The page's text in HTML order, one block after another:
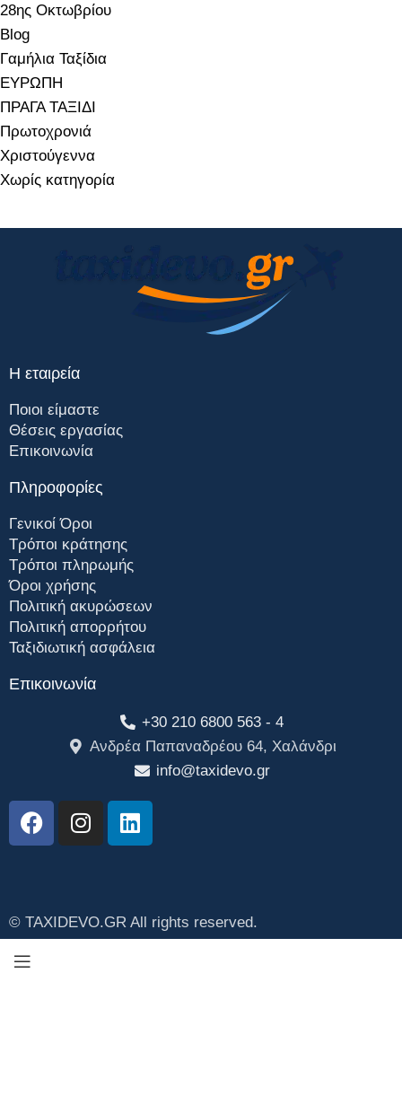
28ης Οκτωβρίου
Blog
Γαμήλια Ταξίδια
ΕΥΡΩΠΗ
ΠΡΑΓΑ ΤΑΞΙΔΙ
Πρωτοχρονιά
Χριστούγεννα
Χωρίς κατηγορία
Η εταιρεία
Ποιοι είμαστε
Θέσεις εργασίας
Επικοινωνία
Πληροφορίες
Γενικοί Όροι
Τρόποι κράτησης
Τρόποι πληρωμής
Όροι χρήσης
Πολιτική ακυρώσεων
Πολιτική απορρήτου
Ταξιδιωτική ασφάλεια
Επικοινωνία
+30 210 6800 563 - 4
Ανδρέα Παπαναδρέου 64, Χαλάνδρι
info@taxidevo.gr
© TAXIDEVO.GR All rights reserved.